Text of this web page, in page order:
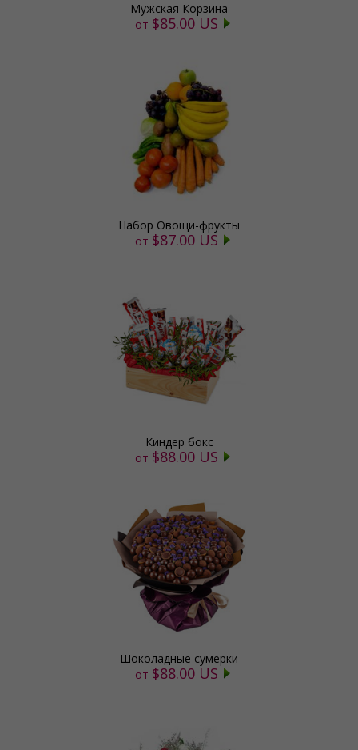
Мужская Корзина
от $85.00 US
Набор Овощи-фрукты
от $87.00 US
Киндер бокс
от $88.00 US
Шоколадные сумерки
от $88.00 US